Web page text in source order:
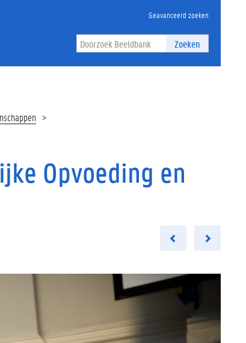
Geavanceerd zoeken
Zoeken
Opvoeding en